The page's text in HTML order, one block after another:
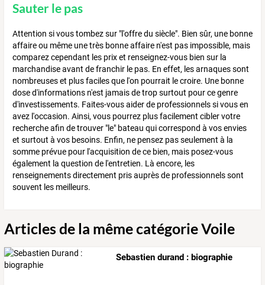
Sauter le pas
Attention si vous tombez sur "l'offre du siècle". Bien sûr, une bonne
affaire ou même une très bonne affaire n'est pas impossible, mais
comparez cependant les prix et renseignez-vous bien sur la
marchandise avant de franchir le pas. En effet, les arnaques sont
nombreuses et plus faciles que l'on pourrait le croire. Une bonne
dose d'informations n'est jamais de trop surtout pour ce genre
d'investissements. Faites-vous aider de professionnels si vous en
avez l'occasion. Ainsi, vous pourrez plus facilement cibler votre
recherche afin de trouver "le" bateau qui correspond à vos envies
et surtout à vos besoins. Enfin, ne pensez pas seulement à la
somme prévue pour l'acquisition de ce bien, mais posez-vous
également la question de l'entretien. Là encore, les
renseignements directement pris auprès de professionnels sont
souvent les meilleurs.
Articles de la même catégorie Voile
Sebastien durand : biographie